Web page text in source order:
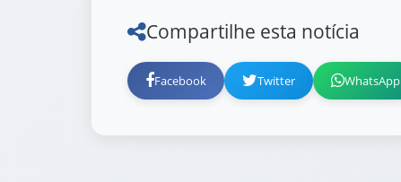
Compartilhe esta notícia
Facebook Twitter WhatsApp